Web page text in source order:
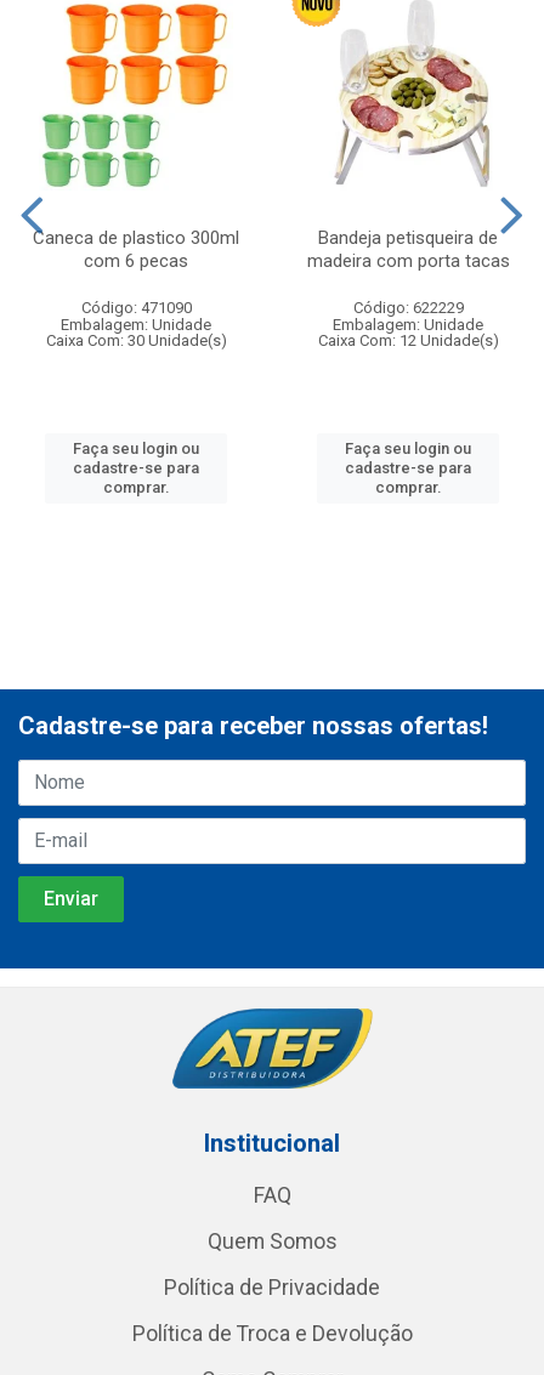
Caneca de plastico 300ml
com 6 pecas
Código: 471090
Embalagem: Unidade
Caixa Com: 30 Unidade(s)
Faça seu login ou
cadastre-se para
comprar.
Bandeja petisqueira de
madeira com porta tacas
Código: 622229
Embalagem: Unidade
Caixa Com: 12 Unidade(s)
Faça seu login ou
cadastre-se para
comprar.
Cadastre-se para receber nossas ofertas!
Institucional
FAQ
Quem Somos
Política de Privacidade
Política de Troca e Devolução